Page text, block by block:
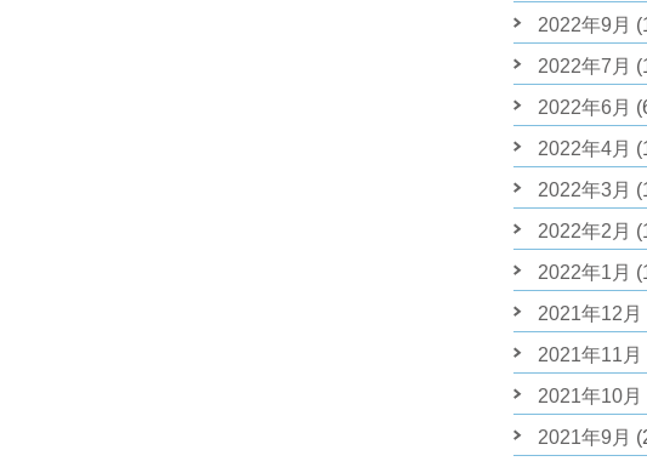
2022年9月
2022年7月
2022年6月
2022年4月
2022年3月
2022年2月
2022年1月
2021年12月
2021年11月
2021年10月
2021年9月